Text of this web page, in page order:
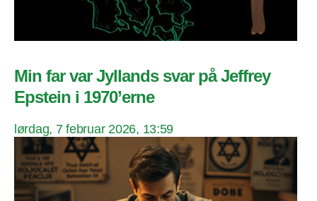
Min far var Jyllands svar på Jeffrey
Epstein i 1970’erne
lørdag, 7 februar 2026, 13:59